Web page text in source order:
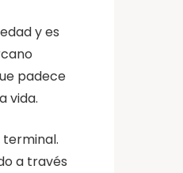
y es
padece
vida.
a través